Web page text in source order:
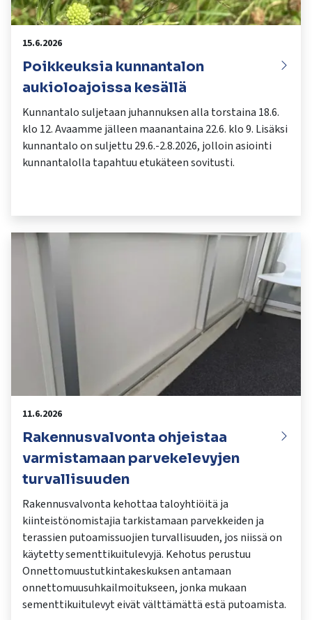
15.6.2026
Poikkeuksia kunnantalon
aukioloajoissa kesällä
Kunnantalo suljetaan juhannuksen alla torstaina 18.6.
klo 12. Avaamme jälleen maanantaina 22.6. klo 9. Lisäksi
kunnantalo on suljettu 29.6.-2.8.2026, jolloin asiointi
kunnantalolla tapahtuu etukäteen sovitusti.
11.6.2026
Rakennusvalvonta ohjeistaa
varmistamaan parvekelevyjen
turvallisuuden
Rakennusvalvonta kehottaa taloyhtiöitä ja
kiinteistönomistajia tarkistamaan parvekkeiden ja
terassien putoamissuojien turvallisuuden, jos niissä on
käytetty sementtikuitulevyjä. Kehotus perustuu
Onnettomuustutkintakeskuksen antamaan
onnettomuusuhkailmoitukseen, jonka mukaan
sementtikuitulevyt eivät välttämättä estä putoamista.